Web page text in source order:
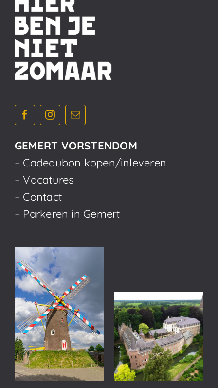
GEMERT VORSTENDOM
– Cadeaubon kopen/inleveren
– Vacatures
– Contact
– Parkeren in Gemert